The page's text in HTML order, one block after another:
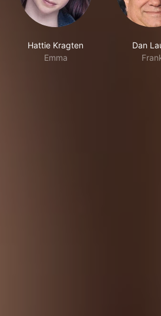
Hattie Kragten
Emma
Dan